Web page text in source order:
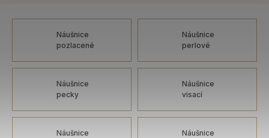
Náušnice
pozlacené
Náušnice
perlové
Náušnice
pecky
Náušnice
visací
Náušnice
Náušnice